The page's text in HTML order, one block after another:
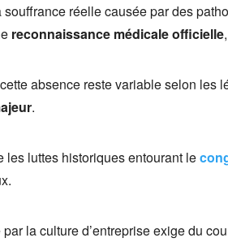
réelle causée par des
reconnaissance médicale officielle
absence reste variable selon les
.
les luttes historiques entourant le
la culture d’entreprise exige du